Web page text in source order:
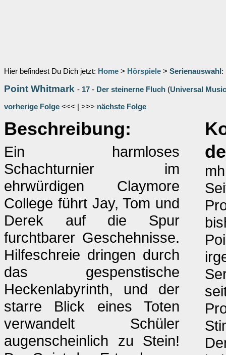
Hier befindest Du Dich jetzt: Home > Hörspiele > Serienauswahl :
Point Whitmark - 17 - Der steinerne Fluch (Universal Music
vorherige Folge <<< | >>> nächste Folge
Beschreibung:
Ein harmloses
Schachturnier im
ehrwürdigen Claymore
College führt Jay, Tom und
Derek auf die Spur
furchtbarer Geschehnisse.
Hilfeschreie dringen durch
das gespenstische
Heckenlabyrinth, und der
starre Blick eines Toten
verwandelt Schüler
augenscheinlich zu Stein!